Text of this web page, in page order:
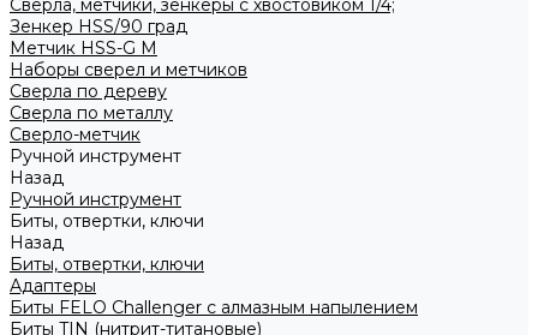
Сверла, метчики, зенкеры с хвостовиком 1/4;
Зенкер HSS/90 град
Метчик HSS-G М
Наборы сверел и метчиков
Сверла по дереву
Сверла по металлу
Сверло-метчик
Ручной инструмент
Назад
Ручной инструмент
Биты, отвертки, ключи
Назад
Биты, отвертки, ключи
Адаптеры
Биты FELO Challenger с алмазным напылением
Биты TIN (нитрит-титановые)